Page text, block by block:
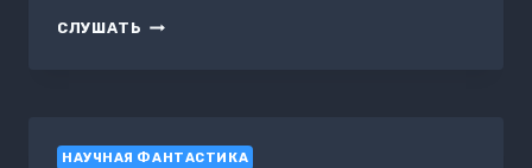
СЛУШАТЬ НОВАЯ
НАУЧНАЯ ФАНТАСТИКА